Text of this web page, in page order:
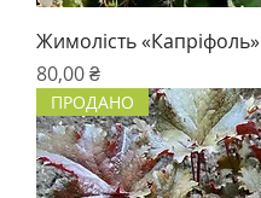
Жимолість «Капріфоль»
Цена
80,00 ₴
ПРОДАНО